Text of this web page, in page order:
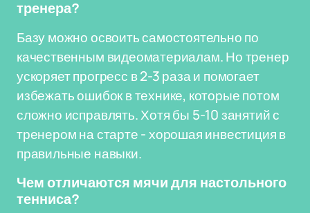
тренера?
Базу можно освоить самостоятельно по
качественным видеоматериалам. Но тренер
ускоряет прогресс в 2-3 раза и помогает
избежать ошибок в технике, которые потом
сложно исправлять. Хотя бы 5-10 занятий с
тренером на старте - хорошая инвестиция в
правильные навыки.
Чем отличаются мячи для настольного
тенниса?